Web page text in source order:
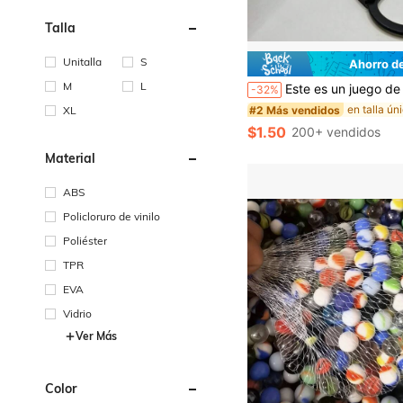
Talla
Unitalla
S
M
L
XL
Material
ABS
Policloruro de vinilo
Poliéster
TPR
EVA
Vidrio
Ver Más
Color
Ahorro
-32% Este es un juego de esposas de juguete de plástico negro impresas en 3D que vienen con una llave a juego, lo que las convierte en una opción ideal para accesorios de juegos
#2 Más vendidos
¡Casi agotado!
#2 Más vendidos
¡Casi agotado!
#2 Más vendidos
¡Casi agotado!
#2 Más vendidos
¡Casi agotado!
$1.50 200+ vendidos